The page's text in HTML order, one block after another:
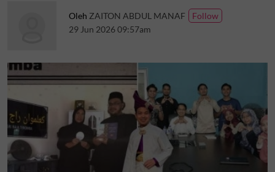
Oleh ZAITON ABDUL MANAF
29 Jun 2026 09:57am